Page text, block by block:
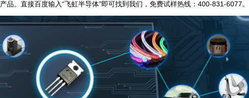
品。直接百度输入“飞虹半导体”即可找到我们，免费试样热线：400-831-6077。